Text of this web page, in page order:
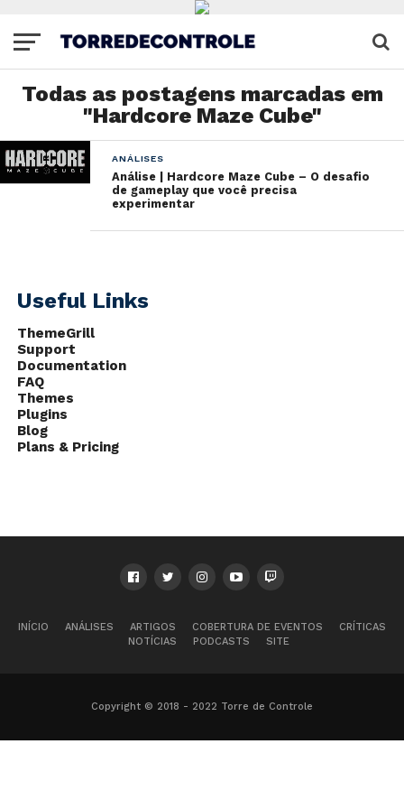
Todas as postagens marcadas em
"Hardcore Maze Cube"
ANÁLISES
Análise | Hardcore Maze Cube – O desafio
de gameplay que você precisa
experimentar
Useful Links
ThemeGrill
Support
Documentation
FAQ
Themes
Plugins
Blog
Plans & Pricing
INÍCIO ANÁLISES ARTIGOS COBERTURA DE EVENTOS
CRÍTICAS
NOTÍCIAS
PODCASTS SITE
Copyright © 2018 - 2022 Torre de Controle